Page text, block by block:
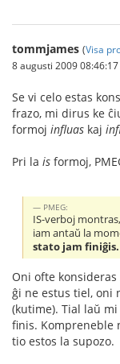
tommjames (Visa
8 augusti 2009 08:46:17
Se vi celo estas
frazo, mi dirus ke
formoj influas kaj
Pri la is formoj,
PMEG:
IS-verboj
iam antaŭ la
stato jam finiĝis.
Oni ofte konsideras
ĝi ne estus tiel, oni
(kutime). Tial laŭ
finis. Kompreneble
tio estos la supozo.